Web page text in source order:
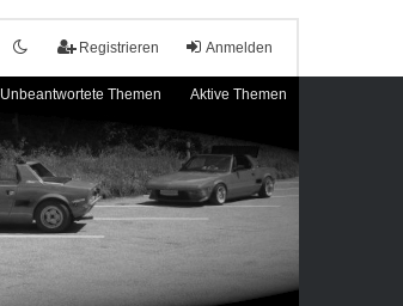
Anmelden
Registrieren
Unbeantwortete Themen Aktive Themen